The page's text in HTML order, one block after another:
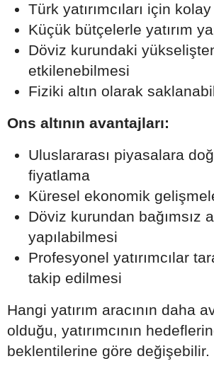
Türk yatırımcıları için
Küçük bütçelerle yatırım
Döviz kurundaki
etkilenebilmesi
Fiziki altın olarak
Ons altının avantajları:
Uluslararası piyasalara
fiyatlama
Küresel ekonomik
Döviz kurundan bağımsız
yapılabilmesi
Profesyonel yatırımcılar
takip edilmesi
Hangi yatırım aracının daha
olduğu, yatırımcının
beklentilerine göre değişebilir.